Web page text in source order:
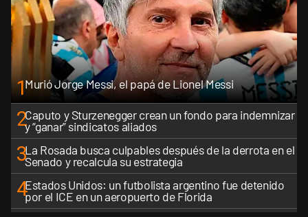
1Murió Jorge Messi, el papá de Lionel Messi
2Caputo y Sturzenegger crean un fondo para indemnizar
y “ganar” sindicatos aliados
3La Rosada busca culpables después de la derrota en el
Senado y recalcula su estrategia
4Estados Unidos: un futbolista argentino fue detenido
por el ICE en un aeropuerto de Florida